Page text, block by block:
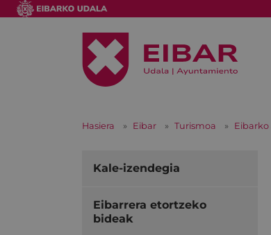
Hasiera Eibar Turismoa
Kale-izendegia
Eibarrera etortzeko
bideak